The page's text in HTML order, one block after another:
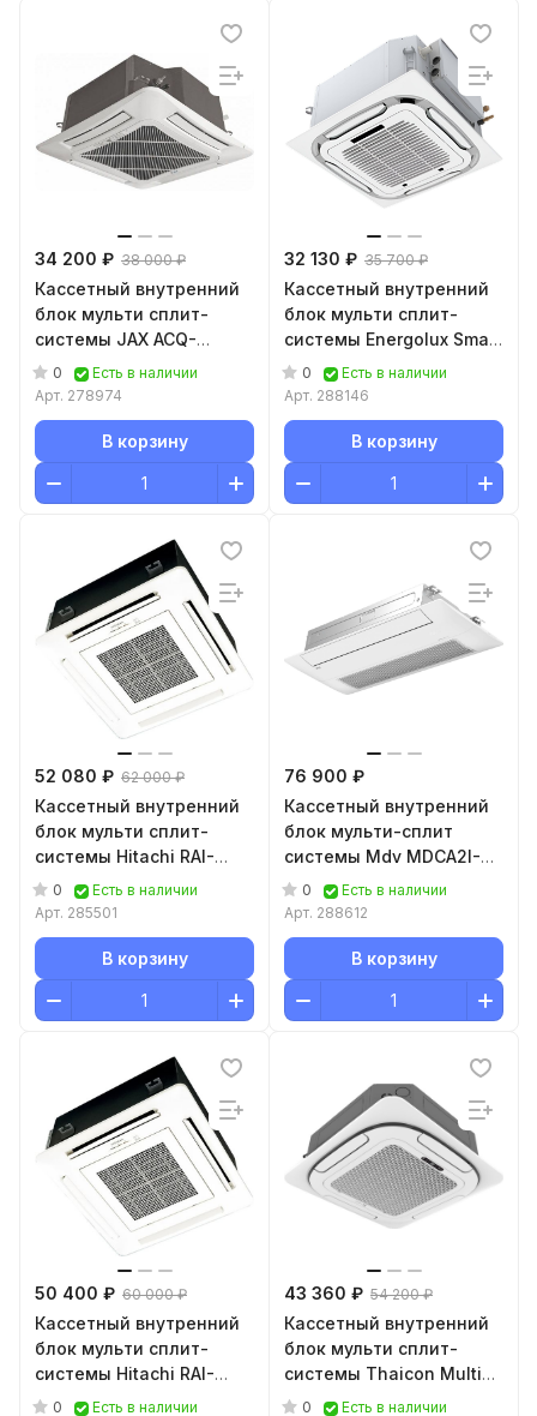
34 200 ₽ 38 000 ₽
Кассетный внутренний
блок мульти сплит-
системы JAX ACQ-
FM12HE
0
Есть в наличии
Арт. 278974
В корзину
32 130 ₽ 35 700 ₽
Кассетный внутренний
блок мульти сплит-
системы Energolux Smart
multi
ESAC09M2_WF_AR2_DC
0
Есть в наличии
Арт. 288146
В корзину
52 080 ₽ 62 000 ₽
Кассетный внутренний
блок мульти сплит-
системы Hitachi RAI-
35NH5A
0
Есть в наличии
Арт. 285501
В корзину
76 900 ₽
Кассетный внутренний
блок мульти-сплит
системы Mdv MDCA2I-
24HRFN8/T-MBQ1-UTB-
A-TED
0
Есть в наличии
Арт. 288612
В корзину
50 400 ₽ 60 000 ₽
Кассетный внутренний
блок мульти сплит-
системы Hitachi RAI-
25NH5A
0 Есть в наличии
43 360 ₽ 54 200 ₽
Кассетный внутренний
блок мульти сплит-
системы Thaicon Multi
Comfort TL-MС50-
0 Есть в наличии